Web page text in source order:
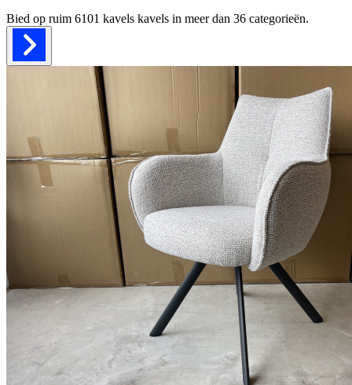
Bied op ruim 6101 kavels kavels in meer dan 36 categorieën.